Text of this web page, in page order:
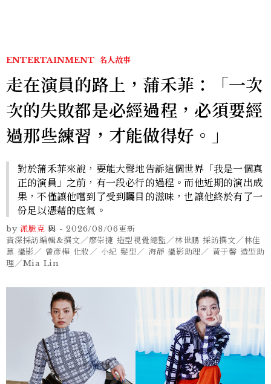
ENTERTAINMENT 名人故事
走在演員的路上，蒲禾菲：「一次
次的失敗都是必經過程，必須要經
過那些練習，才能做得好。」
對於蒲禾菲來說，要能大聲地告訴這個世界「我是一個真
正的演員」之前，有一段必行的過程。而他近期的演出成
果，不僅讓他嚐到了受到矚目的滋味，也讓他終於有了一
份足以憑藉的底氣。
by 派脆克 與 -2026/08/06更新
資深採訪編輯&撰文／廖崇捷 造型視覺總監／林世鵬 採訪撰文／林佳
蕙 攝影／ 曾彥樺 化妝／ 小紀 髮型／ 海靜 攝影助理／ 黃于馨 造型助
理／Mia Lin